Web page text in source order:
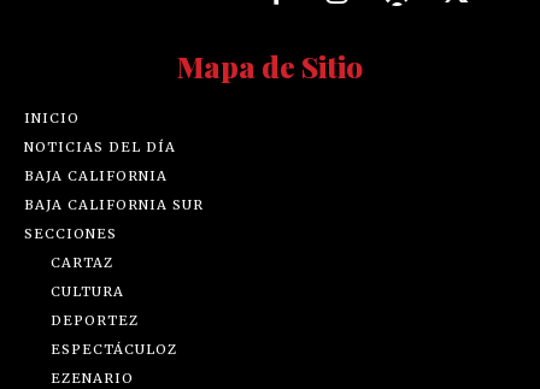
Mapa de Sitio
INICIO
NOTICIAS DEL DÍA
BAJA CALIFORNIA
BAJA CALIFORNIA SUR
SECCIONES
CARTAZ
CULTURA
DEPORTEZ
ESPECTÁCULOZ
EZENARIO